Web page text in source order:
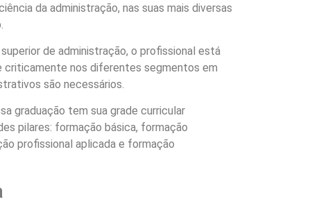
da administração, nas suas mais diversas
de administração, o profissional está
criticamente nos diferentes segmentos em
são necessários.
graduação tem sua grade curricular
pilares: formação básica, formação
profissional aplicada e formação